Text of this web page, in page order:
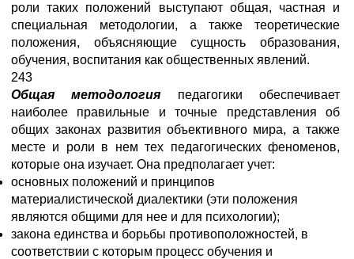
роли таких положений выступают общая, частная и
специальная методологии, а также теоретические
положения, объясняющие сущность образования,
обучения, воспитания как общественных явлений.
243
Общая методология педагогики обеспечивает
наиболее правильные и точные представления об
общих законах развития объективного мира, а также
месте и роли в нем тех педагогических феноменов,
которые она изучает. Она предполагает учет:
основных положений и принципов
материалистической диалектики (эти положения
являются общими для нее и для психологии);
закона единства и борьбы противоположностей, в
соответствии с которым процесс обучения и